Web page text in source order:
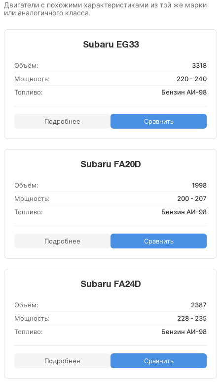
Двигатели с похожими характеристиками из той же марки
или аналогичного класса.
Subaru EG33
Объём:
3318
Мощность:
220 - 240
Топливо:
Бензин АИ-98
Подробнее Сравнить
Subaru FA20D
Объём:
1998
Мощность:
200 - 207
Топливо:
Бензин АИ-98
Подробнее Сравнить
Subaru FA24D
Объём:
2387
Мощность:
228 - 235
Топливо:
Бензин АИ-98
Подробнее Сравнить